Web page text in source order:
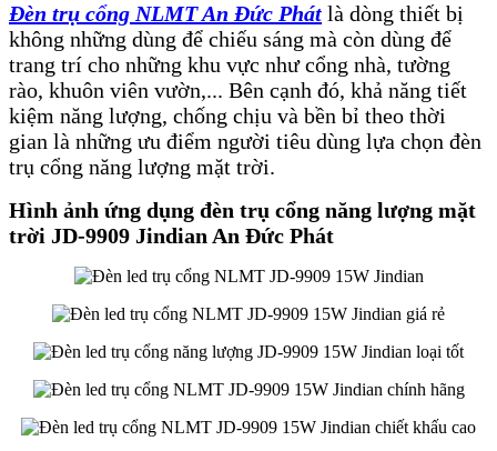
Đèn trụ cổng NLMT An Đức Phát là dòng thiết bị
không những dùng để chiếu sáng mà còn dùng để
trang trí cho những khu vực như cổng nhà, tường
rào, khuôn viên vườn,... Bên cạnh đó, khả năng tiết
kiệm năng lượng, chống chịu và bền bỉ theo thời
gian là những ưu điểm người tiêu dùng lựa chọn đèn
trụ cổng năng lượng mặt trời.
Hình ảnh ứng dụng đèn trụ cổng năng lượng mặt
trời JD-9909 Jindian An Đức Phát